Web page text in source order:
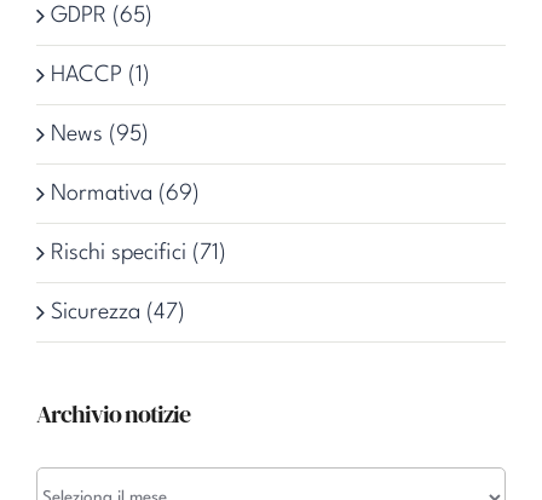
GDPR (65)
HACCP (1)
News (95)
Normativa (69)
Rischi specifici (71)
Sicurezza (47)
Archivio notizie